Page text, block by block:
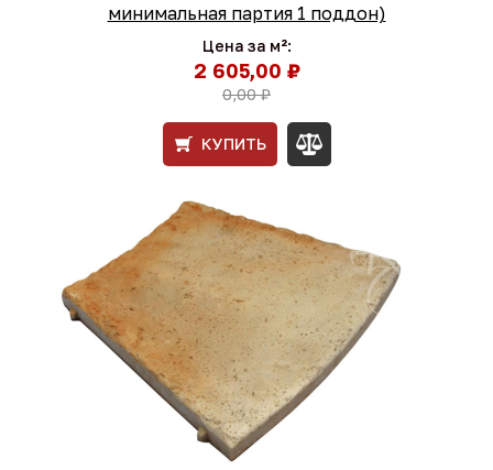
минимальная партия 1 поддон)
Цена за м²:
2 605,00 ₽
0,00 ₽
КУПИТЬ